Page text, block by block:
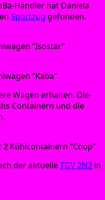
Händ­ler hat Danie­la
Sport­zug gefunden.
“Iso­star”
“Kaba”
Wagen erhal­ten. Die­
Con­tai­nern und die
2 Kühl­con­tai­nern “Coop”
der aktu­el­leTGV 2N2 in